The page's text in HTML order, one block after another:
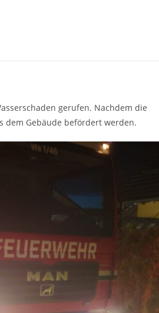
gerufen. Nachdem die
dem Gebäude befördert werden.